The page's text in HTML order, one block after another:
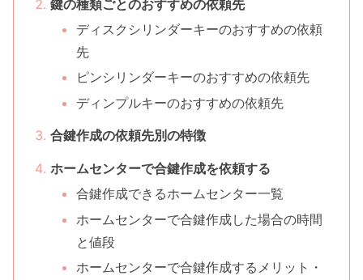
鍵の種類ごとのおすすめの依頼先
ディスクシリンダーキーのおすすめの依頼
先
ピンシリンダーキーのおすすめの依頼先
ディンプルキーのおすすめの依頼先
合鍵作成の依頼先別の特徴
ホームセンターで合鍵作成を依頼する
合鍵作成できるホームセンター一覧
ホームセンターで合鍵作成した場合の時間
と値段
ホームセンターで合鍵作成するメリット・